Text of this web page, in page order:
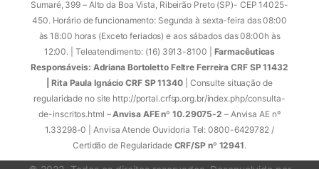
Sumaré, 399 – Alto da Boa Vista, Ribeirão Preto (SP)- CEP 14025-
450. Horário de funcionamento: Segunda à sexta-feira das 08:00
às 18:00 horas (Exceto feriados) e aos sábados das 08:00h às
12:00. | Teleatendimento: (16) 3913-8100 | Farmacêuticas
Responsáveis: Adriana Bortoletto Feltre Ferreira CRF SP 11432
| Rita Paula Ignácio CRF SP 11340 | Consulte situação de
regularidade no site http://portal.crfsp.org.br/index.php/consulta-
de-inscritos.html –Anvisa AFE nº 10.29075-2 – Anvisa AE nº
1.33298-0 | Anvisa Atende Ouvidoria Tel: 0800-6429782 /
Certidão de Regularidade CRF/SP nº 12941.